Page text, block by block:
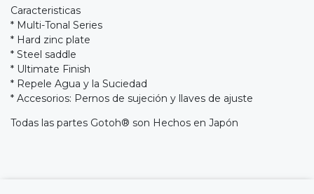
Caracteristicas
* Multi-Tonal Series
* Hard zinc plate
* Steel saddle
* Ultimate Finish
* Repele Agua y la Suciedad
* Accesorios: Pernos de sujeción y llaves de ajuste
Todas las partes Gotoh® son Hechos en Japón